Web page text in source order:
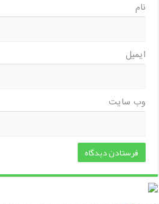
نام
ایمیل
وب‌ سایت